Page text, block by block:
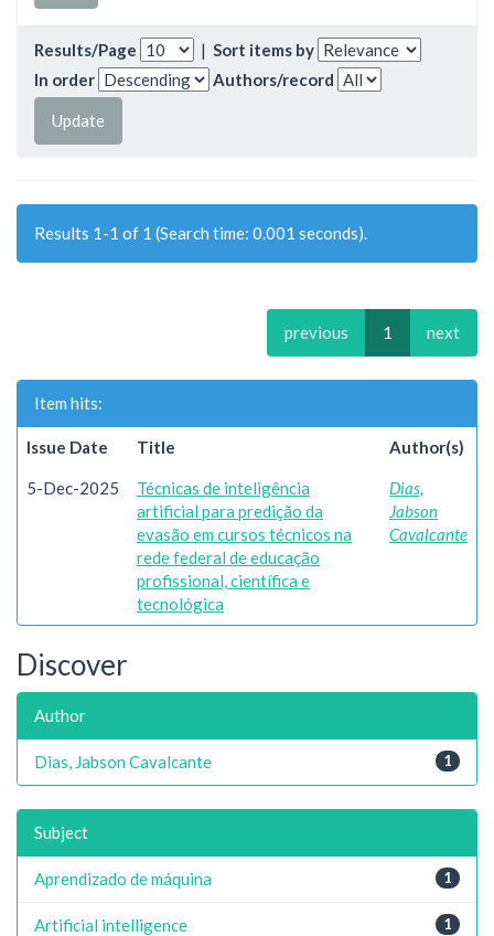
Results/Page | Sort items by
In order
Authors/record
Results 1-1 of 1 (Search time: 0.001 seconds).
previous 1 next
Item hits:
Issue Date Title Author(s)
5-Dec-2025
Técnicas de inteligência
artificial para predição da
evasão em cursos técnicos na
rede federal de educação
profissional, científica e
tecnológica
Dias,
Jabson
Cavalcante
Discover
Author
1
Dias, Jabson Cavalcante
Subject
1
Aprendizado de máquina
1
Artificial intelligence